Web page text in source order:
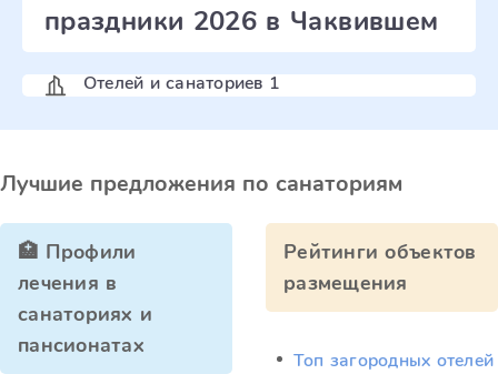
праздники 2026 в Чаквившем
Отелей и санаториев 1
Лучшие предложения по санаториям
🏥 Профили
лечения в
санаториях и
пансионатах
Рейтинги объектов
размещения
Топ загородных отелей